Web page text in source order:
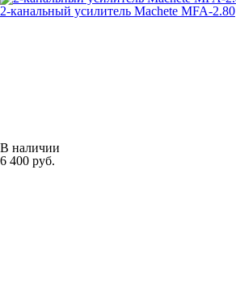
2-канальный усилитель Machete MFA-2.80
В наличии
6 400 руб.